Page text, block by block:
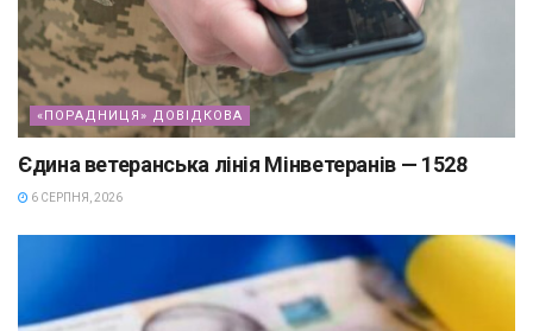
«ПОРАДНИЦЯ» ДОВІДКОВА
Єдина ветеранська лінія Мінветеранів — 1528
6 СЕРПНЯ, 2026